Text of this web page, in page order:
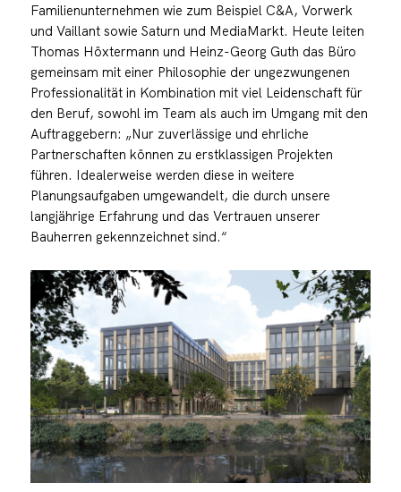
Familienunternehmen wie zum Beispiel C&A, Vorwerk
und Vaillant sowie Saturn und MediaMarkt. Heute leiten
Thomas Höxtermann und Heinz-Georg Guth das Büro
gemeinsam mit einer Philosophie der ungezwungenen
Professionalität in Kombination mit viel Leidenschaft für
den Beruf, sowohl im Team als auch im Umgang mit den
Auftraggebern: „Nur zuverlässige und ehrliche
Partnerschaften können zu erstklassigen Projekten
führen. Idealerweise werden diese in weitere
Planungsaufgaben umgewandelt, die durch unsere
langjährige Erfahrung und das Vertrauen unserer
Bauherren gekennzeichnet sind.“